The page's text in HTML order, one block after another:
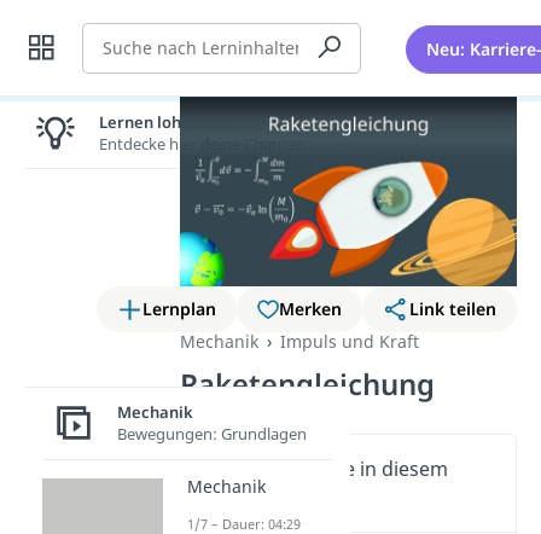
Suche Neu:
Lernplan Merken
Link teilen
Mechanik
Impuls und Kraft
Raketengleichung
Wichtige Inhalte in diesem
Video
Lernen lohnt sich!
Entdecke hier deine Chancen.
Mechanik
Bewegungen: Grundlagen
Mechanik
1/7 – Dauer: 04:29